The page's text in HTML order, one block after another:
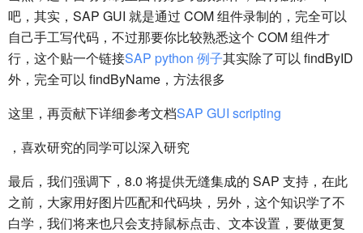
吧，其实，SAP GUI 就是通过 COM 组件录制的，完全可以
自己手工写代码，不过那要你比较熟悉这个 COM 组件才
行，这个贴一个链接SAP python 例子其实除了可以 findByID
外，完全可以 findByName，方法很多
这里，再贡献下详细参考文档SAP GUI scripting
，喜欢研究的同学可以深入研究
最后，我们强调下，8.0 将提供无缝集成的 SAP 支持，在此
之前，大家用好图片匹配和代码块，另外，这个知识学了不
白学，我们将来也只会支持鼠标点击、文本设置，要做更复